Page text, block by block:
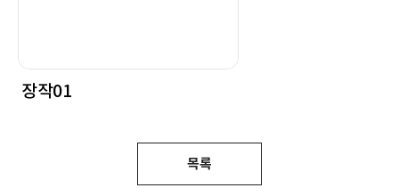
장작01
목록